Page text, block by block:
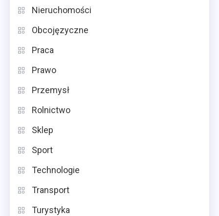
Nieruchomości
Obcojęzyczne
Praca
Prawo
Przemysł
Rolnictwo
Sklep
Sport
Technologie
Transport
Turystyka